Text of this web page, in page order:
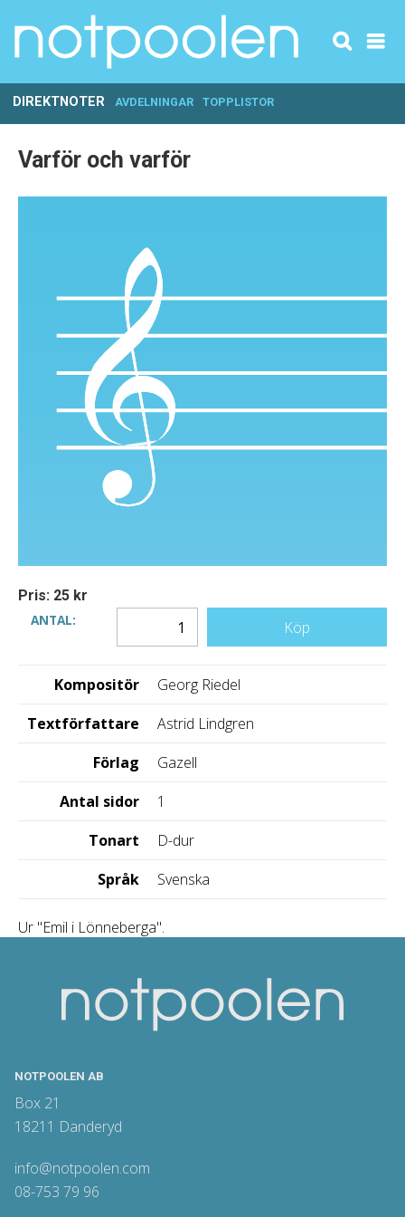
DIREKTNOTER AVDELNINGAR TOPPLISTOR
Varför och varför
Pris: 25 kr
ANTAL:
Köp
Kompositör
Georg Riedel
Textförfattare
Astrid Lindgren
Förlag
Gazell
Antal sidor
1
Tonart
D-dur
Språk
Svenska
Ur "Emil i Lönneberga".
NOTPOOLEN AB
Box 21
18211 Danderyd
info@notpoolen.com
08-753 79 96